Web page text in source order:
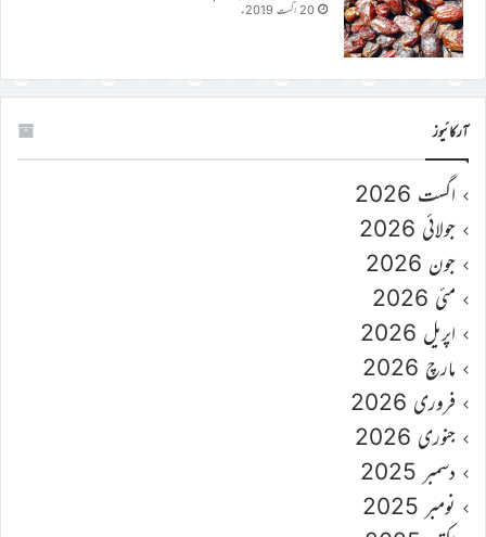
20 اگست 2019ء
آرکائیوز
اگست 2026
جولائی 2026
جون 2026
مئی 2026
اپریل 2026
مارچ 2026
فروری 2026
جنوری 2026
دسمبر 2025
نومبر 2025